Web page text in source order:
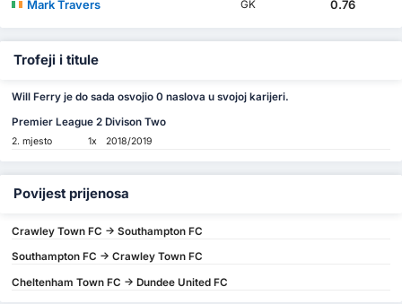
Mark Travers
GK 0.76
Trofeji i titule
Will Ferry je do sada osvojio 0 naslova u svojoj karijeri.
Premier League 2 Divison Two
2. mjesto 1x 2018/2019
Povijest prijenosa
Crawley Town FC -> Southampton FC
Southampton FC -> Crawley Town FC
Cheltenham Town FC -> Dundee United FC